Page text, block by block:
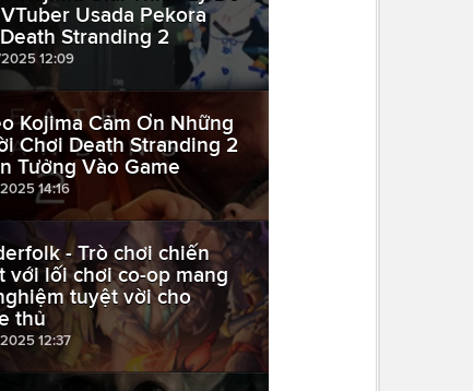
Usada Pekora
Stranding 2
12:09
Kojima Cảm Ơn Những
Chơi Death Stranding 2
Tưởng Vào Game
14:16
- Trò chơi chiến
với lối chơi co-op mang
tuyệt vời cho
thủ
12:37